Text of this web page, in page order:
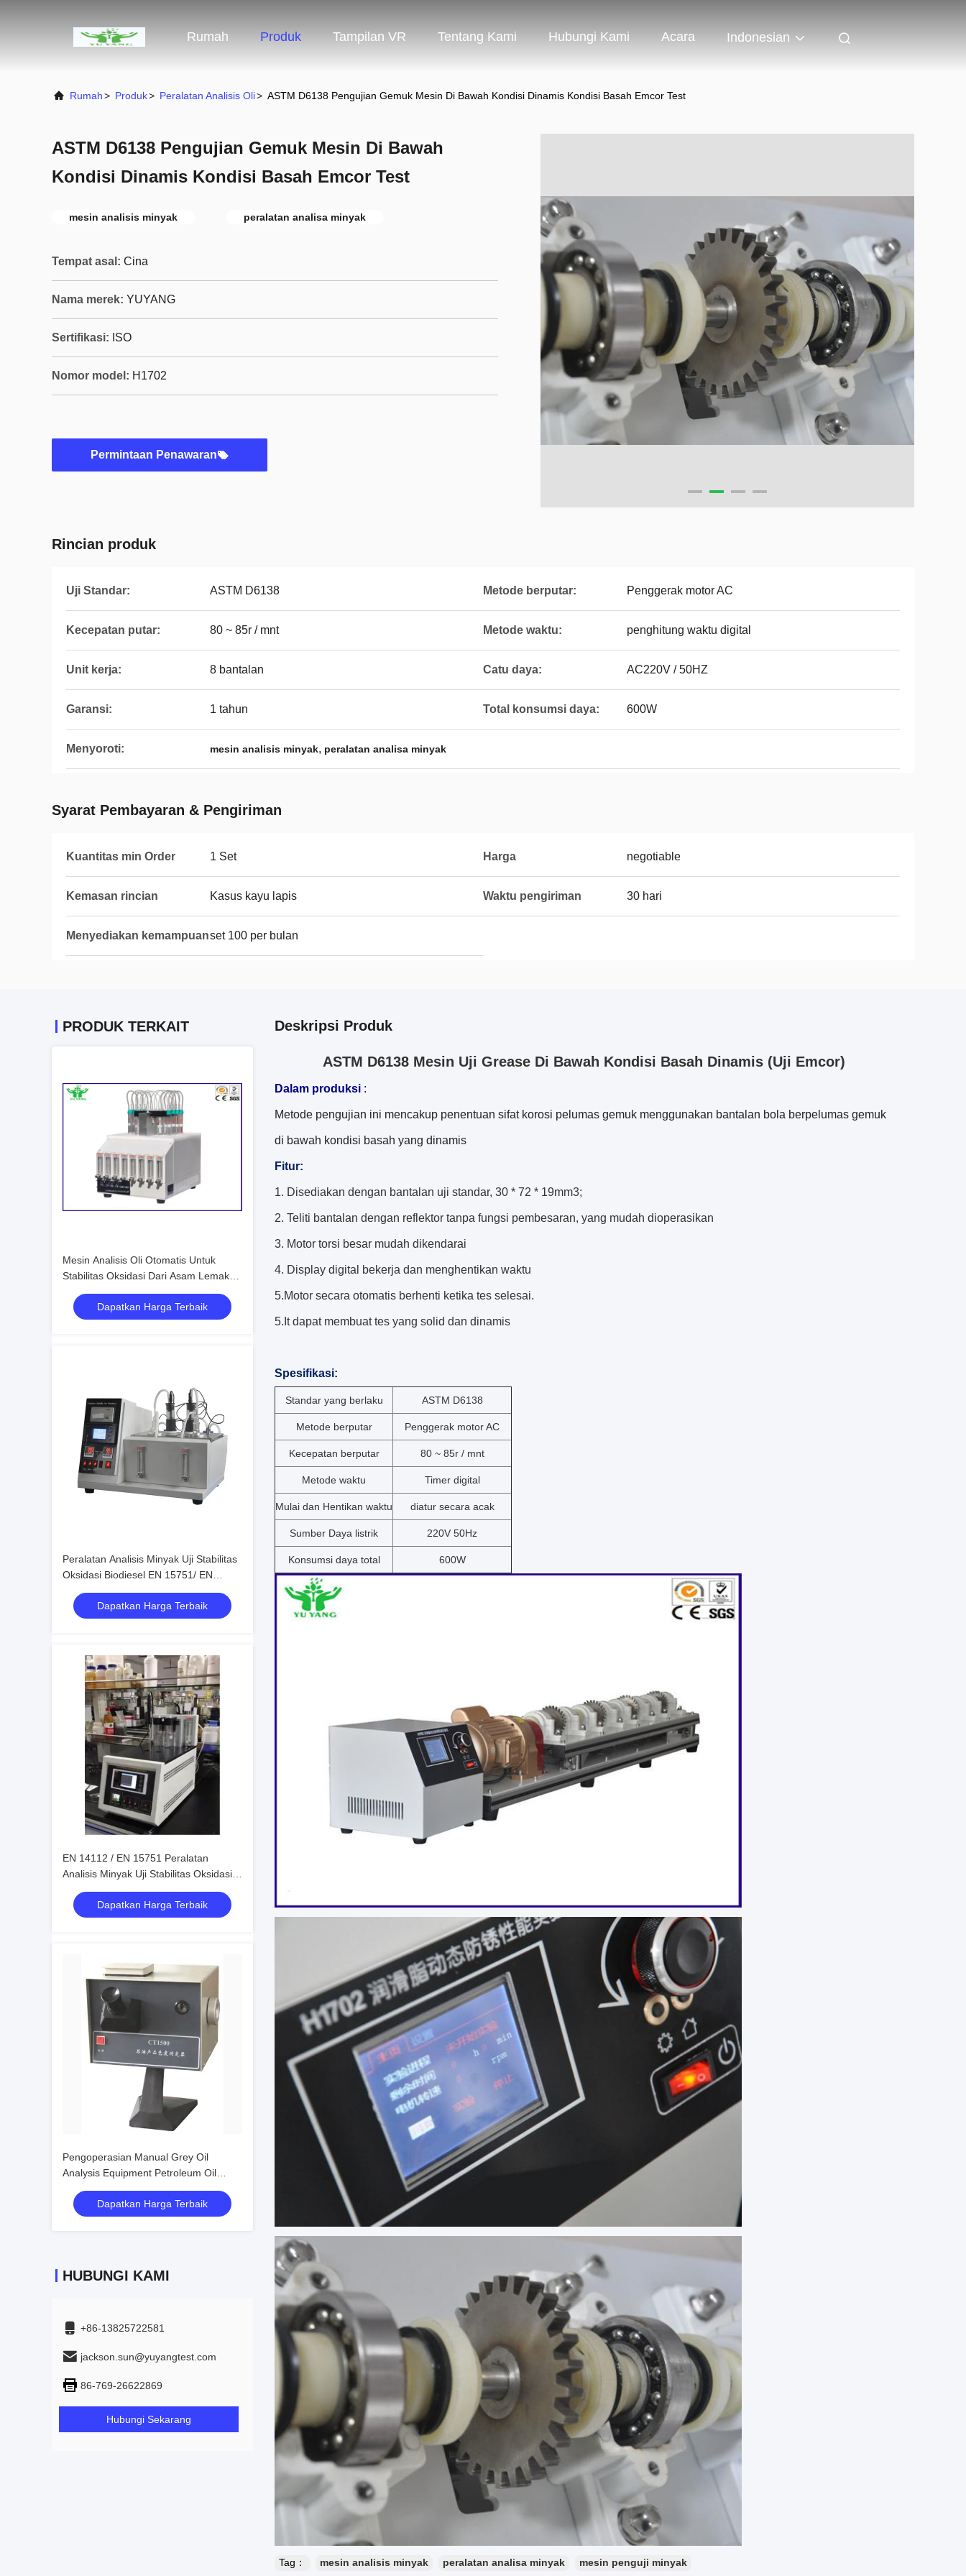
Rumah Produk Tampilan VR Tentang Kami Hubungi Kami Acara Indonesian
Rumah> Produk> Peralatan Analisis Oli> ASTM D6138 Pengujian Gemuk Mesin Di Bawah Kondisi Dinamis Kondisi Basah Emcor Test
ASTM D6138 Pengujian Gemuk Mesin Di Bawah
Kondisi Dinamis Kondisi Basah Emcor Test
mesin analisis minyak peralatan analisa minyak
Tempat asal: Cina
Nama merek: YUYANG
Sertifikasi: ISO
Nomor model: H1702
Permintaan Penawaran
Rincian produk
Uji Standar: ASTM D6138 Metode berputar: Penggerak motor AC
Kecepatan putar: 80 ~ 85r / mnt Metode waktu: penghitung waktu digital
Unit kerja: 8 bantalan Catu daya: AC220V / 50HZ
Garansi: 1 tahun Total konsumsi daya: 600W
Menyoroti: mesin analisis minyak, peralatan analisa minyak
Syarat Pembayaran & Pengiriman
Kuantitas min Order 1 Set Harga negotiable
Kemasan rincian Kasus kayu lapis Waktu pengiriman 30 hari
Menyediakan kemampuanset 100 per bulan
PRODUK TERKAIT
Mesin Analisis Oli Otomatis Untuk
Stabilitas Oksidasi Dari Asam Lemak
Metil Ester FAME
Dapatkan Harga Terbaik
Peralatan Analisis Minyak Uji Stabilitas
Oksidasi Biodiesel EN 15751/ EN
14112
Dapatkan Harga Terbaik
EN 14112 / EN 15751 Peralatan
Analisis Minyak Uji Stabilitas Oksidasi
Biodiesel
Dapatkan Harga Terbaik
Pengoperasian Manual Grey Oil
Analysis Equipment Petroleum Oil
Color Tester
Dapatkan Harga Terbaik
HUBUNGI KAMI
+86-13825722581
jackson.sun@yuyangtest.com
86-769-26622869
Hubungi Sekarang
Deskripsi Produk
ASTM D6138 Mesin Uji Grease Di Bawah Kondisi Basah Dinamis (Uji Emcor)
Dalam produksi :
Metode pengujian ini mencakup penentuan sifat korosi pelumas gemuk menggunakan bantalan bola berpelumas gemuk
di bawah kondisi basah yang dinamis
Fitur:
1. Disediakan dengan bantalan uji standar, 30 * 72 * 19mm3;
2. Teliti bantalan dengan reflektor tanpa fungsi pembesaran, yang mudah dioperasikan
3. Motor torsi besar mudah dikendarai
4. Display digital bekerja dan menghentikan waktu
5.Motor secara otomatis berhenti ketika tes selesai.
5.It dapat membuat tes yang solid dan dinamis
Spesifikasi:
Standar yang berlaku ASTM D6138
Metode berputar Penggerak motor AC
Kecepatan berputar 80 ~ 85r / mnt
Metode waktu Timer digital
Mulai dan Hentikan waktu diatur secara acak
Sumber Daya listrik 220V 50Hz
Konsumsi daya total 600W
Tag： mesin analisis minyak peralatan analisa minyak mesin penguji minyak